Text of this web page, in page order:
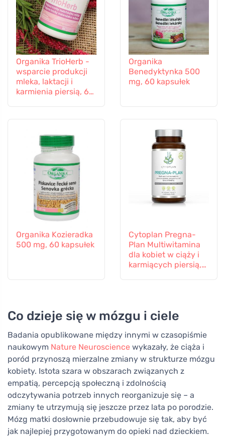
Organika TrioHerb -
wsparcie produkcji
mleka, laktacji i
karmienia piersią, 60
Organika
Benedyktynka 500
mg, 60 kapsułek
Organika Kozieradka
500 mg, 60 kapsułek
Cytoplan Pregna-
Plan Multiwitamina
dla kobiet w ciąży i
karmiących piersią,
Co dzieje się w mózgu i ciele
Badania opublikowane między innymi w czasopiśmie
naukowym Nature Neuroscience wykazały, że ciąża i
poród przynoszą mierzalne zmiany w strukturze mózgu
kobiety. Istota szara w obszarach związanych z
empatią, percepcją społeczną i zdolnością
odczytywania potrzeb innych reorganizuje się – a
zmiany te utrzymują się jeszcze przez lata po porodzie.
Mózg matki dosłownie przebudowuje się tak, aby być
jak najlepiej przygotowanym do opieki nad dzieckiem.